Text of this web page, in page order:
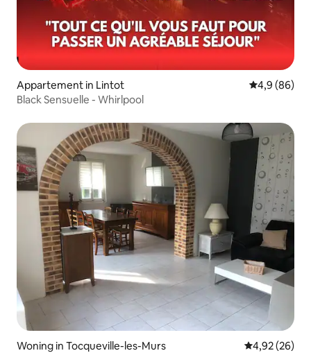
Appartement in Lintot Gemiddelde
4,9 (86)
Black Sensuelle - Whirlpool
Woning in Tocqueville-les-Murs Gemiddelde
4,92 (26)